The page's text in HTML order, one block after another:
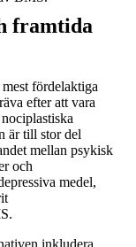
framtida
fördelaktiga
efter att vara
är till stor del
mellan psykisk
och
medel,